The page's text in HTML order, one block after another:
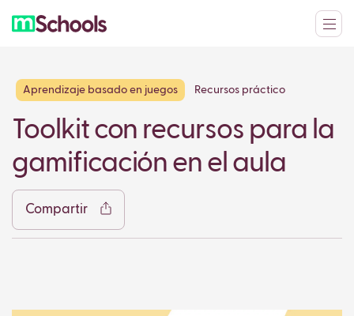
Aprendizaje basado en juegos Recursos práctico
Toolkit con recursos para la
gamificación en el aula
Compartir
Facebook
Twitter
LinkedIn
WhatsApp
Reddit
Gmail